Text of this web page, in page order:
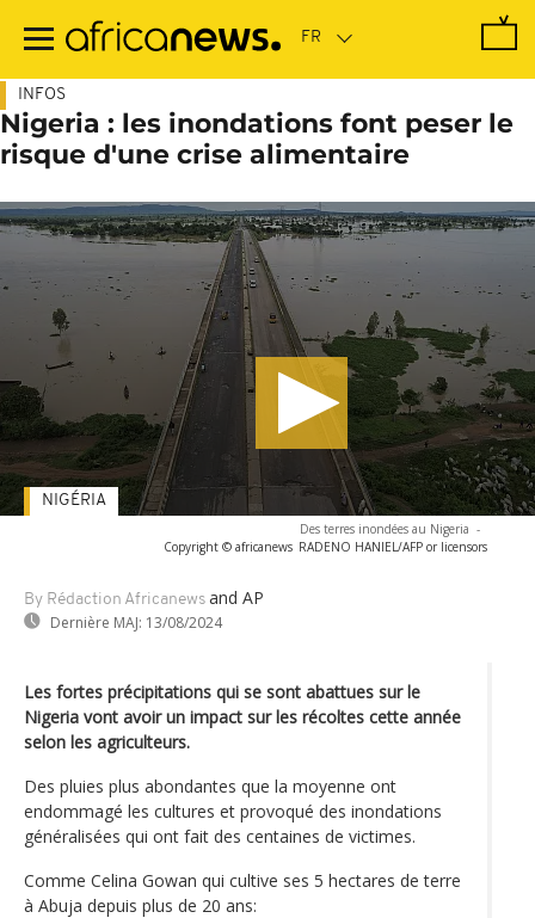
contenu
INFOS
Nigeria : les inondations font peser le
risque d'une crise alimentaire
Des terres inondées au Nigeria -
Copyright © africanews RADENO HANIEL/AFP or licensors
By Rédaction Africanews and AP
Dernière MAJ: 13/08/2024
NIGÉRIA
Les fortes précipitations qui se sont abattues sur le
Nigeria vont avoir un impact sur les récoltes cette année
selon les agriculteurs.
Des pluies plus abondantes que la moyenne ont
endommagé les cultures et provoqué des inondations
généralisées qui ont fait des centaines de victimes.
Comme Celina Gowan qui cultive ses 5 hectares de terre
à Abuja depuis plus de 20 ans: